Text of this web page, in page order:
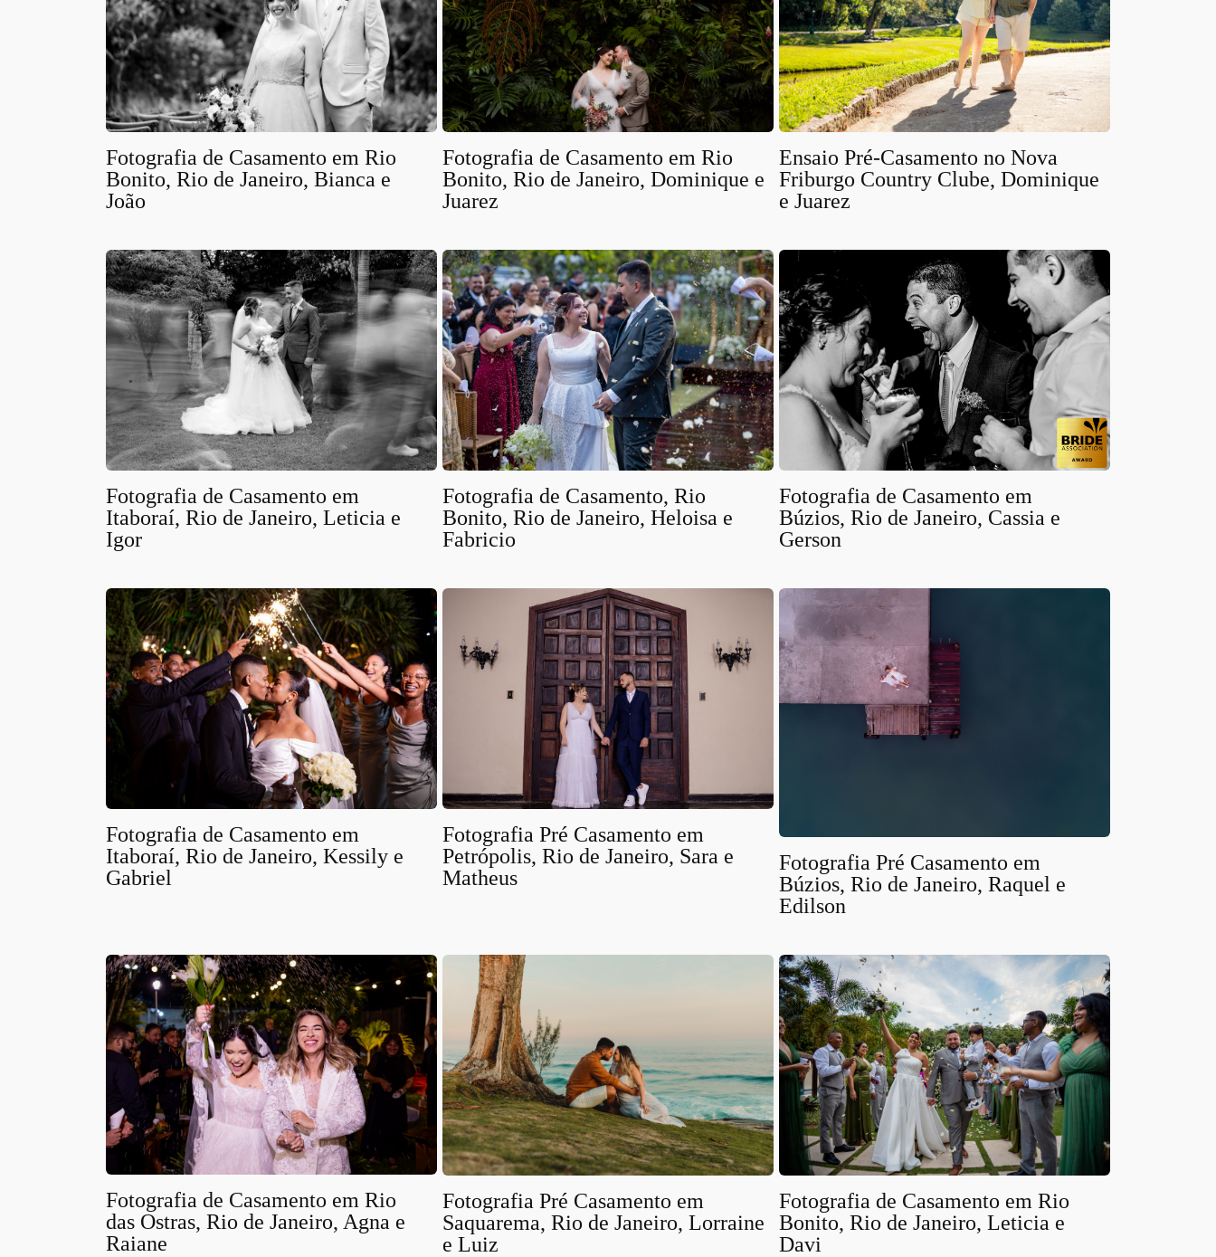
Fotografia de Casamento em Rio
Bonito, Rio de Janeiro, Bianca e
João
Fotografia de Casamento em Rio
Bonito, Rio de Janeiro, Dominique e
Juarez
Ensaio Pré-Casamento no Nova
Friburgo Country Clube, Dominique
e Juarez
Fotografia de Casamento em
Itaboraí, Rio de Janeiro, Leticia e
Igor
Fotografia de Casamento, Rio
Bonito, Rio de Janeiro, Heloisa e
Fabricio
Fotografia de Casamento em
Búzios, Rio de Janeiro, Cassia e
Gerson
Fotografia de Casamento em
Itaboraí, Rio de Janeiro, Kessily e
Gabriel
Fotografia Pré Casamento em
Petrópolis, Rio de Janeiro, Sara e
Matheus
Fotografia Pré Casamento em
Búzios, Rio de Janeiro, Raquel e
Edilson
Fotografia de Casamento em Rio
das Ostras, Rio de Janeiro, Agna e
Raiane
Fotografia Pré Casamento em
Saquarema, Rio de Janeiro, Lorraine
e Luiz
Fotografia de Casamento em Rio
Bonito, Rio de Janeiro, Leticia e
Davi